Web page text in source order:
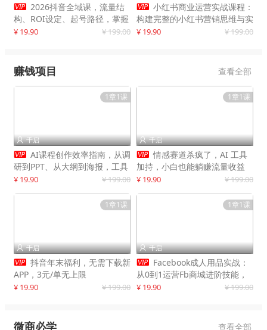
 2026抖音全域课，流量结
构、ROI设定、起号路径，掌握
平台新规下利润最大化
¥ 19.90 ¥ 199.00
 小红书商业运营实战课程：
构建完整的小红书营销思维与实
战能力，案例店铺月销破百万！
¥ 19.90 ¥ 199.00
赚钱项目 查看全部
1章1课
 千启
 AI课程创作效率指南，从调
研到PPT、从大纲到海报，工具
赋能，打造可持续变现产品线
¥ 19.90 ¥ 199.00
1章1课
 千启
 情感赛道杀疯了，AI 工具
加持，小白也能躺赚流量收益
¥ 19.90 ¥ 199.00
1章1课
 千启
 抖音年末福利，无需下载新
APP，3元/单无上限
¥ 19.90 ¥ 199.00
1章1课
 千启
 Facebook成人用品实战：
从0到1运营Fb商城进阶技能，
快速提升订单转化与店铺收益
¥ 19.90 ¥ 199.00
微商必学 查看全部